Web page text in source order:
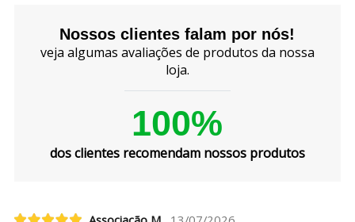
Nossos clientes falam por nós!
veja algumas avaliações de produtos da nossa
loja.
100%
dos clientes recomendam nossos produtos